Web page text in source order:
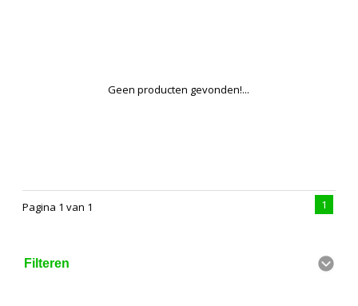
Geen producten gevonden!...
Pagina 1 van 1 1
Filteren